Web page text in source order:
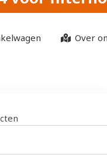
Over